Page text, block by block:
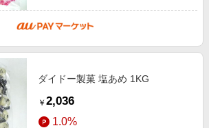
ダイドー製菓 塩あめ 1KG
￥ 2,036
1.0%